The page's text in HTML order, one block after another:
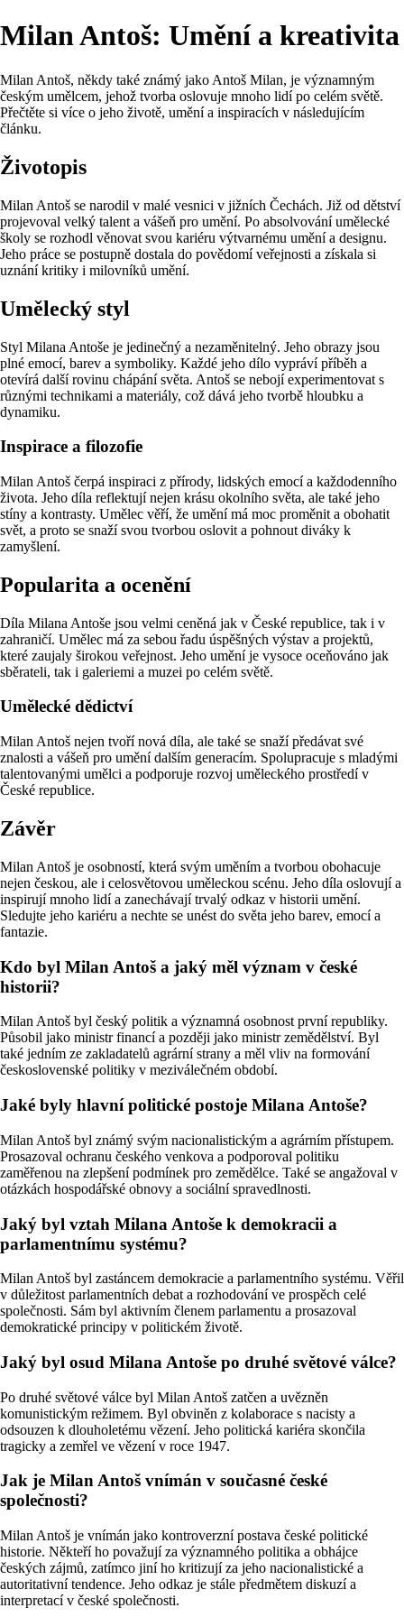
Milan Antoš: Umění a kreativita
Milan Antoš, někdy také známý jako Antoš Milan, je významným
českým umělcem, jehož tvorba oslovuje mnoho lidí po celém světě.
Přečtěte si více o jeho životě, umění a inspiracích v následujícím
článku.
Životopis
Milan Antoš se narodil v malé vesnici v jižních Čechách. Již od dětství
projevoval velký talent a vášeň pro umění. Po absolvování umělecké
školy se rozhodl věnovat svou kariéru výtvarnému umění a designu.
Jeho práce se postupně dostala do povědomí veřejnosti a získala si
uznání kritiky i milovníků umění.
Umělecký styl
Styl Milana Antoše je jedinečný a nezaměnitelný. Jeho obrazy jsou
plné emocí, barev a symboliky. Každé jeho dílo vypráví příběh a
otevírá další rovinu chápání světa. Antoš se nebojí experimentovat s
různými technikami a materiály, což dává jeho tvorbě hloubku a
dynamiku.
Inspirace a filozofie
Milan Antoš čerpá inspiraci z přírody, lidských emocí a každodenního
života. Jeho díla reflektují nejen krásu okolního světa, ale také jeho
stíny a kontrasty. Umělec věří, že umění má moc proměnit a obohatit
svět, a proto se snaží svou tvorbou oslovit a pohnout diváky k
zamyšlení.
Popularita a ocenění
Díla Milana Antoše jsou velmi ceněná jak v České republice, tak i v
zahraničí. Umělec má za sebou řadu úspěšných výstav a projektů,
které zaujaly širokou veřejnost. Jeho umění je vysoce oceňováno jak
sběrateli, tak i galeriemi a muzei po celém světě.
Umělecké dědictví
Milan Antoš nejen tvoří nová díla, ale také se snaží předávat své
znalosti a vášeň pro umění dalším generacím. Spolupracuje s mladými
talentovanými umělci a podporuje rozvoj uměleckého prostředí v
České republice.
Závěr
Milan Antoš je osobností, která svým uměním a tvorbou obohacuje
nejen českou, ale i celosvětovou uměleckou scénu. Jeho díla oslovují a
inspirují mnoho lidí a zanechávají trvalý odkaz v historii umění.
Sledujte jeho kariéru a nechte se unést do světa jeho barev, emocí a
fantazie.
Kdo byl Milan Antoš a jaký měl význam v české
historii?
Milan Antoš byl český politik a významná osobnost první republiky.
Působil jako ministr financí a později jako ministr zemědělství. Byl
také jedním ze zakladatelů agrární strany a měl vliv na formování
československé politiky v meziválečném období.
Jaké byly hlavní politické postoje Milana Antoše?
Milan Antoš byl známý svým nacionalistickým a agrárním přístupem.
Prosazoval ochranu českého venkova a podporoval politiku
zaměřenou na zlepšení podmínek pro zemědělce. Také se angažoval v
otázkách hospodářské obnovy a sociální spravedlnosti.
Jaký byl vztah Milana Antoše k demokracii a
parlamentnímu systému?
Milan Antoš byl zastáncem demokracie a parlamentního systému. Věřil
v důležitost parlamentních debat a rozhodování ve prospěch celé
společnosti. Sám byl aktivním členem parlamentu a prosazoval
demokratické principy v politickém životě.
Jaký byl osud Milana Antoše po druhé světové válce?
Po druhé světové válce byl Milan Antoš zatčen a uvězněn
komunistickým režimem. Byl obviněn z kolaborace s nacisty a
odsouzen k dlouholetému vězení. Jeho politická kariéra skončila
tragicky a zemřel ve vězení v roce 1947.
Jak je Milan Antoš vnímán v současné české
společnosti?
Milan Antoš je vnímán jako kontroverzní postava české politické
historie. Někteří ho považují za významného politika a obhájce
českých zájmů, zatímco jiní ho kritizují za jeho nacionalistické a
autoritativní tendence. Jeho odkaz je stále předmětem diskuzí a
interpretací v české společnosti.